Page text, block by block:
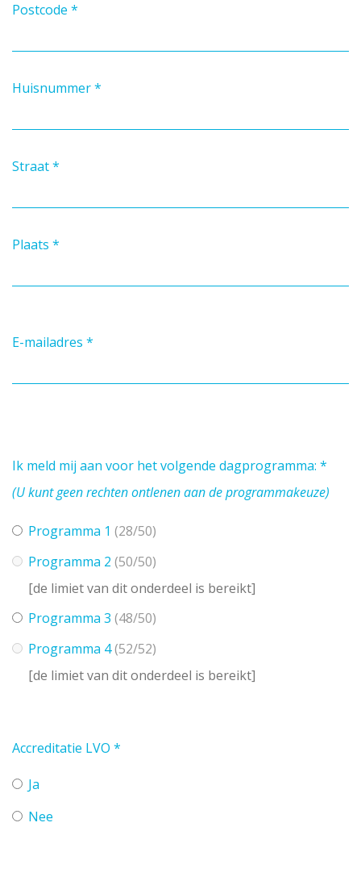
Postcode *
Huisnummer*
Straat*
Plaats *
E-mailadres *
Ik meld mij aan voor het volgende dagprogramma: *
(U kunt geen rechten ontlenen aan de programmakeuze)
Programma 1 (28/50)
Programma 2 (50/50)
[de limiet van dit onderdeel is bereikt]
Programma 3 (48/50)
Programma 4(52/52)
[de limiet van dit onderdeel is bereikt]
Accreditatie LVO *
Ja
Nee